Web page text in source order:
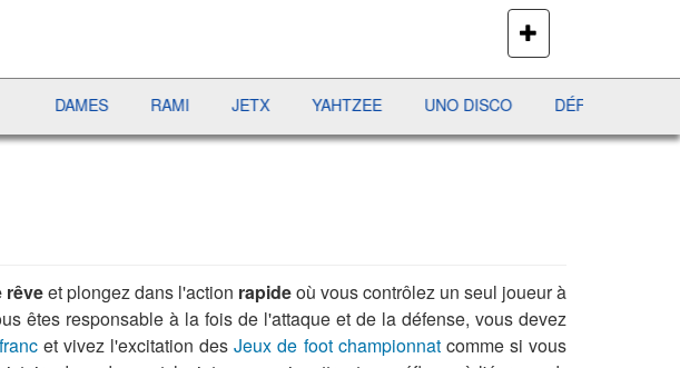
PLUS
DE
JEUX
RAMI JETX YAHTZEE UNO DISCO DÉFI MAHJONG
rêveet plongez dans l'action rapideoù vous contrôlez un seul joueur à
êtes responsable à la fois de l'attaque et de la défense, vous devez
et vivez l'excitation desJeux de foot championnatcomme si vous